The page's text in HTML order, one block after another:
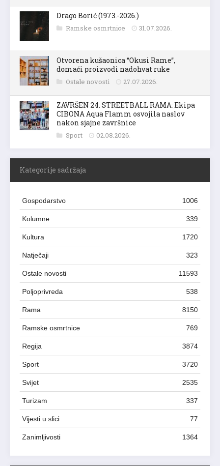
Drago Borić (1973.-2026.)
Ramske osmrtnice 31.07.2026.
Otvorena kušaonica “Okusi Rame”,
domaći proizvodi nadohvat ruke
Ostale novosti 27.07.2026.
ZAVRŠEN 24. STREETBALL RAMA: Ekipa
CIBONA Aqua Flamm osvojila naslov
nakon sjajne završnice
Sport 02.08.2026.
Kategorije sadržaja
Gospodarstvo 1006
Kolumne 339
Kultura 1720
Natječaji 323
Ostale novosti 11593
Poljoprivreda 538
Rama 8150
Ramske osmrtnice 769
Regija 3874
Sport 3720
Svijet 2535
Turizam 337
Vijesti u slici 77
Zanimljivosti 1364